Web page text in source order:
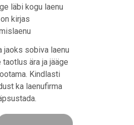
läbi kogu laenu
kirjas
jaoks sobiva laenu
ära ja jääge
Kindlasti
ka laenufirma